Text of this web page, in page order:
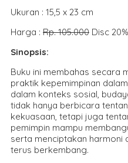
Ukuran : 15,5 x 23 cm
Harga : Rp. 105.000 Disc
Sinopsis:
Buku ini membahas secara
praktik kepemimpinan
dalam konteks sosial,
tidak hanya berbicara
kekuasaan, tetapi juga
pemimpin mampu
serta menciptakan harmoni
terus berkembang.